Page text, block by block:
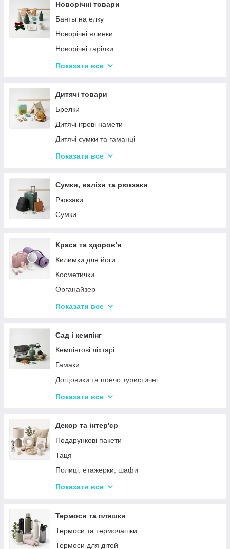
Новорічні товари
Банты на елку
Новорічні ялинки
Новорічні тарілки
Новорічні фігурки та статуетки
Столовий посуд
Хвойні гірлянди
Показати все
Дитячі товари
Брелки
Дитячі ігрові намети
Дитячі сумки та гаманці
Дитячі фотокамери
Показати все
Сумки, валізи та рюкзаки
Рюкзаки
Сумки
Краса та здоров'я
Килимки для йоги
Косметички
Органайзер
Косметичні дзеркала
Стайлери
Плойки
Машинки для стриження
Воскоплави
Лампи для манікюр
Електробритви
Фени
Гофре та випрямлячі для волосся
Ручні масажери для тіла
Показати все
Сад і кемпінг
Кемпінгові ліхтарі
Гамаки
Дощовики та пончо туристичні
Садове освітлення
Термосумки
Туристичні інструменти та набори
Туристичні нагрівачі
Туристичні плити
Аксесуари
Мангали
Набори для пікніка
Туристичні килимки
Показати все
Декор та інтер'єр
Подарункові пакети
Таця
Полиці, етажерки, шафи
Серветки сервірувальні
Сміттєві відра
Новогодний декор
Декоративні таці
Показати все
Термоси та пляшки
Термоси та термочашки
Термоси для дітей